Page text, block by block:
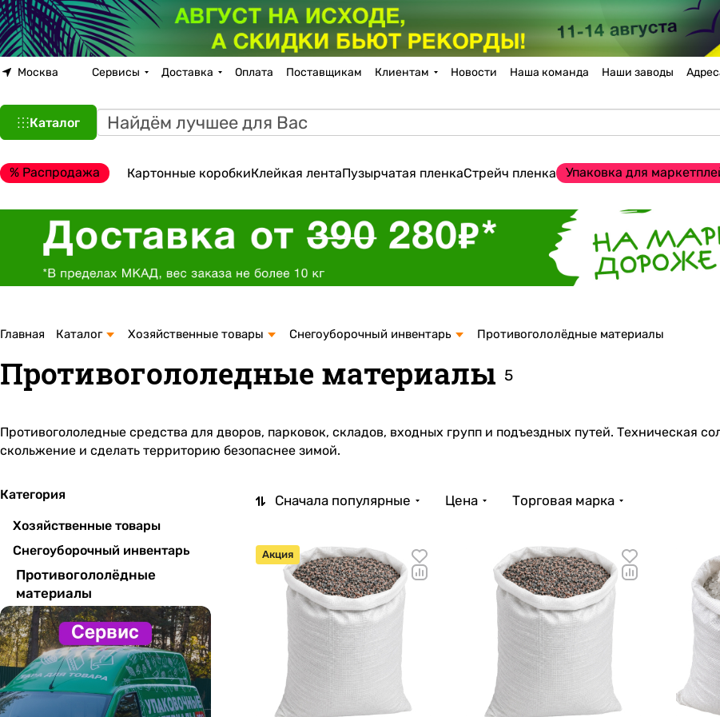
Москва Сервисы Доставка Оплата Поставщикам Клиентам Новости Наша команда Наши заводы
Каталог
% Распродажа Картонные коробкиКлейкая лентаПузырчатая пленкаСтрейч пленка Упаковка для
Главная Каталог Хозяйственные товары Снегоуборочный инвентарь Противогололёдные материалы
Противогололедные материалы 5
Противогололедные средства для дворов, парковок, складов, входных групп и подъездных путей. Техническая
скольжение и сделать территорию безопаснее зимой.
Сначала популярные Цена Торговая марка
Акция
Категория
Хозяйственные товары
Снегоуборочный инвентарь
Противогололёдные
материалы